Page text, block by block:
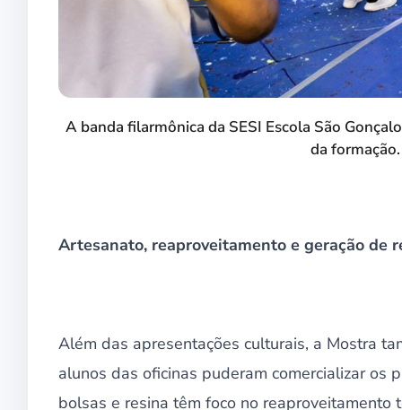
A banda filarmônica da SESI Escola São
da
Artesanato, reaproveitamento e geração de
Além das apresentações culturais, a Mostra
alunos das oficinas puderam comercializar
bolsas e resina têm foco no reaproveitamento